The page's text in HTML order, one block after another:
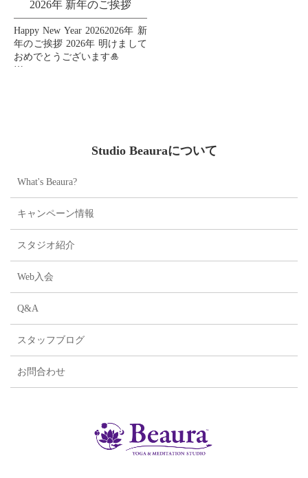
2026年 新年のご挨拶
Happy New Year 20262026年 新
年のご挨拶 2026年 明けまして
おめでとうございます🎍
Studio Beauraについて
What's Beaura?
キャンペーン情報
スタジオ紹介
Web入会
Q&A
スタッフブログ
お問合わせ